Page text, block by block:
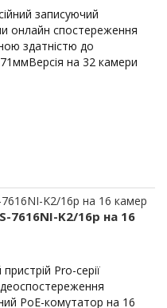
записуючий
онлайн спостереження
здатністю до
на 32 камери
7616NI-K2/16p на 16
Pro-серії
PoE-комутатор на 16